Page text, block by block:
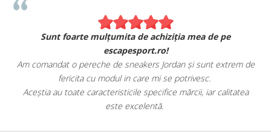
Sunt foarte mulțumita de achiziția mea de pe
escapesport.ro!
Am comandat o pereche de sneakers Jordan și sunt extrem de
fericita cu modul in care mi se potrivesc.
Aceștia au toate caracteristicile specifice mărcii, iar calitatea
este excelentă.